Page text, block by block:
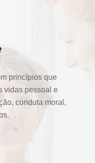
princípios que
vidas pessoal e
conduta moral,